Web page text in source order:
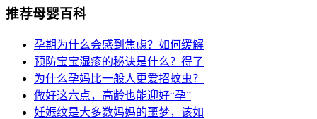
推荐母婴百科
孕期为什么会感到焦虑？如何缓解
预防宝宝湿疹的秘诀是什么？得了
为什么孕妈比一般人更爱招蚊虫？
做好这六点，高龄也能迎好“孕”
妊娠纹是大多数妈妈的噩梦，该如